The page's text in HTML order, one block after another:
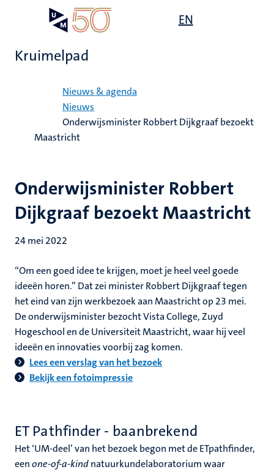
EN
Kruimelpad
Nieuws & agenda
Nieuws
Onderwijsminister Robbert Dijkgraaf bezoekt
Maastricht
Onderwijsminister Robbert
Dijkgraaf bezoekt Maastricht
24 mei 2022
“Om een goed idee te krijgen, moet je heel veel goede
ideeën horen.” Dat zei minister Robbert Dijkgraaf tegen
het eind van zijn werkbezoek aan Maastricht op 23 mei.
De onderwijsminister bezocht Vista College, Zuyd
Hogeschool en de Universiteit Maastricht, waar hij veel
ideeën en innovaties voorbij zag komen.
Lees een verslag van het bezoek
Bekijk een fotoimpressie
ET Pathfinder - baanbrekend
Het ‘UM-deel’ van het bezoek begon met de ETpathfinder,
eenone-of-a-kindnatuurkundelaboratorium waar